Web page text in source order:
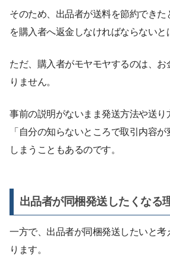
そのため、出品者が送料を節約できた
を購入者へ返金しなければならないと
ただ、購入者がモヤモヤするのは、お
りません。
事前の説明がないまま発送方法や送り
「自分の知らないところで取引内容
しまうこともあるのです。
出品者が同梱発送したくなる
一方で、出品者が同梱発送したいと考
ります。